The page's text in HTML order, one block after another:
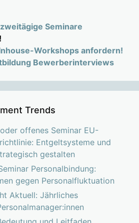
Seminare
Workshops anfordern!
Bewerberinterviews
Trends
offenes Seminar EU-
Entgeltsysteme und
gestalten
Personalbindung:
gegen Personalfluktuation
Aktuell: Jährliches